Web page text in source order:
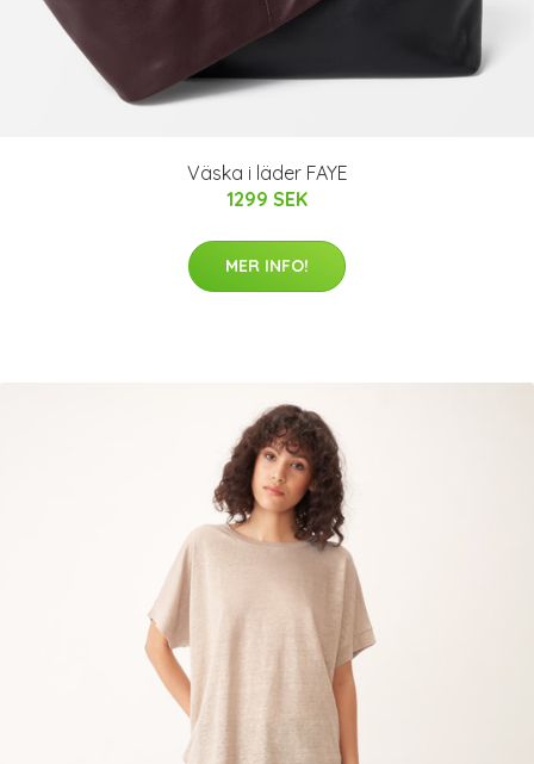
Väska i läder FAYE
1299 SEK
MER INFO!